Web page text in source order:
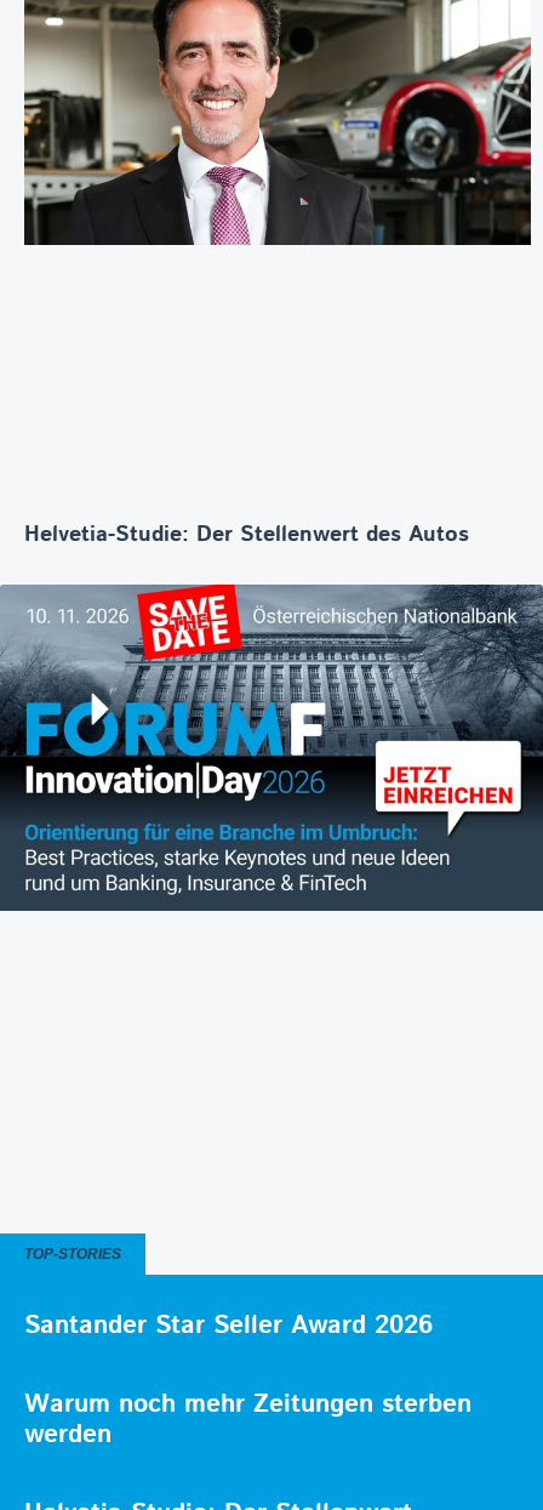
Helvetia-Studie: Der Stellenwert des Autos
TOP-STORIES
Santander Star Seller Award 2026
Warum noch mehr Zeitungen sterben
werden